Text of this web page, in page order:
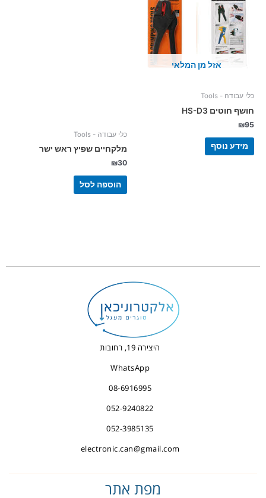
אזל מן המלאי
כלי עבודה - Tools
חושף חוטים HS-D3
₪95
מידע נוסף
כלי עבודה - Tools
מלקחיים שפיץ ראש ישר
₪30
הוספה לסל
היצירה 19, רחובות
WhatsApp
08-6916995
052-9240822
052-3985135
electronic.can@gmail.com
מפת אתר